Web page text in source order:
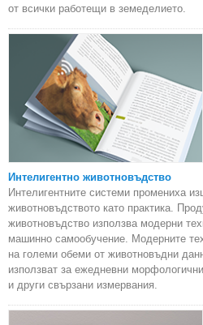
от всички работещи в земеделието.
Интелигентно животновъдство
Интелигентните системи промениха
животновъдството като практика.
животновъдство използва модерни
машинно самообучение. Модерните
на големи обеми от животновъдни
използват за ежедневни
и други свързани измервания.